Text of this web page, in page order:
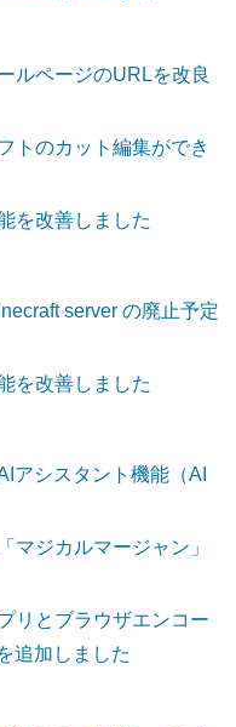
ルページのURLを改良
トのカット編集ができ
を改善しました
server の廃止予定
を改善しました
アシスタント機能（AI
マジカルマージャン」
リとブラウザエンコー
追加しました